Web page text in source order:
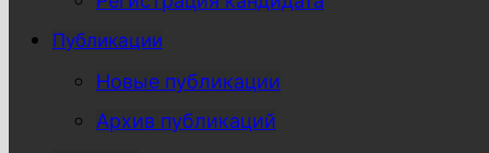
Публикации
Новые публикации
Архив публикаций